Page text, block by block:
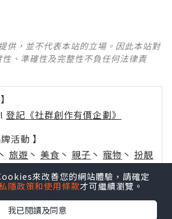
供，並不代表本站的立場。因此本站對
、準確性及完整性不負任何法律責
登記《社群創作有價企劃》
活動 】
丶 旅遊 丶 美食 丶 親子 丶 寵物 丶 扮靚
啦！發掘更多吃喝玩樂資訊！
來改善您的網站體驗，請確定
隱政策和使用條款才可繼續瀏覽。
我已閱讀及同意